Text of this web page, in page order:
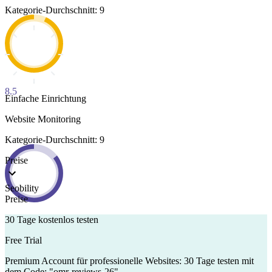
Kategorie-Durchschnitt: 9
8.5
Einfache Einrichtung
Website Monitoring
Kategorie-Durchschnitt: 9
Preise
Seobility
Preise
30 Tage kostenlos testen
Free Trial
Premium Account für professionelle Websites: 30 Tage testen mit